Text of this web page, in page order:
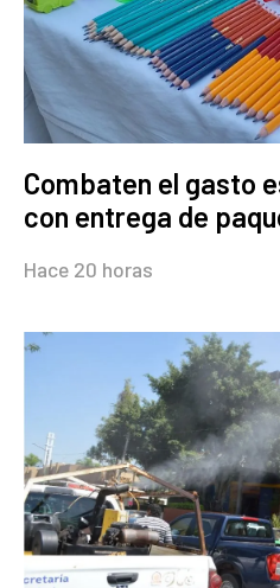
Combaten el gasto
con entrega de
Hace 20 horas